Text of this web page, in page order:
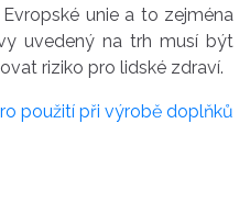
unie a to zejména
uvedený na trh musí být
riziko pro lidské zdraví.
použití při výrobě doplňků